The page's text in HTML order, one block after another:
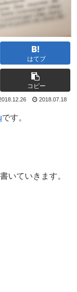
はてブ
コピー
2018.07.18
です。
いていきます。